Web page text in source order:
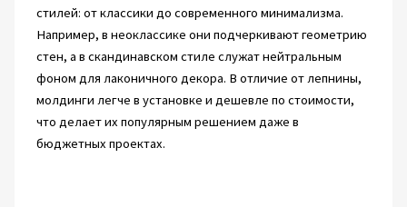
стилей: от классики до современного минимализма.
Например, в неоклассике они подчеркивают геометрию
стен, а в скандинавском стиле служат нейтральным
фоном для лаконичного декора. В отличие от лепнины,
молдинги легче в установке и дешевле по стоимости,
что делает их популярным решением даже в
бюджетных проектах.